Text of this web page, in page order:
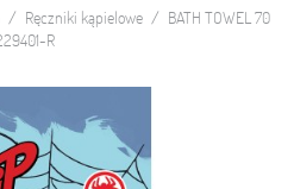
Ręczniki kąpielowe
BATH TOWEL 70
R